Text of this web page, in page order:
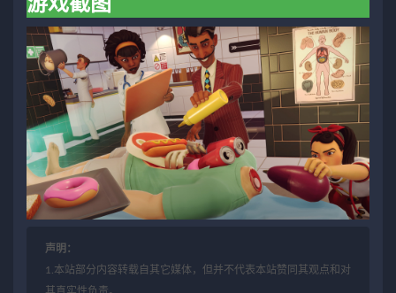
声明：
1.本站部分内容转载自其它媒体，但并不代表本站赞同其观点和对